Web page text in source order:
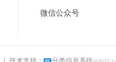
微信公众号